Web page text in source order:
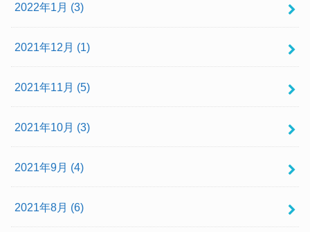
2022年1月 (3)
2021年12月 (1)
2021年11月 (5)
2021年10月 (3)
2021年9月 (4)
2021年8月 (6)